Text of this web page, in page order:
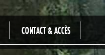
CONTACT & ACCÈS